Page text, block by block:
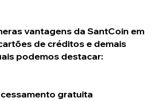
vantagens da SantCoin em
de créditos e demais
podemos destacar:
gratuita